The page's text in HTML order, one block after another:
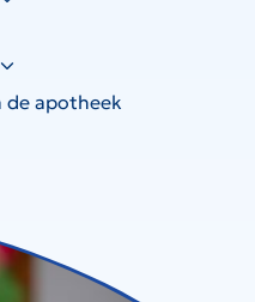
de apotheek